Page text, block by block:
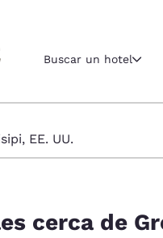
Región y
Estados
América
Buscar un hotel
cerca de